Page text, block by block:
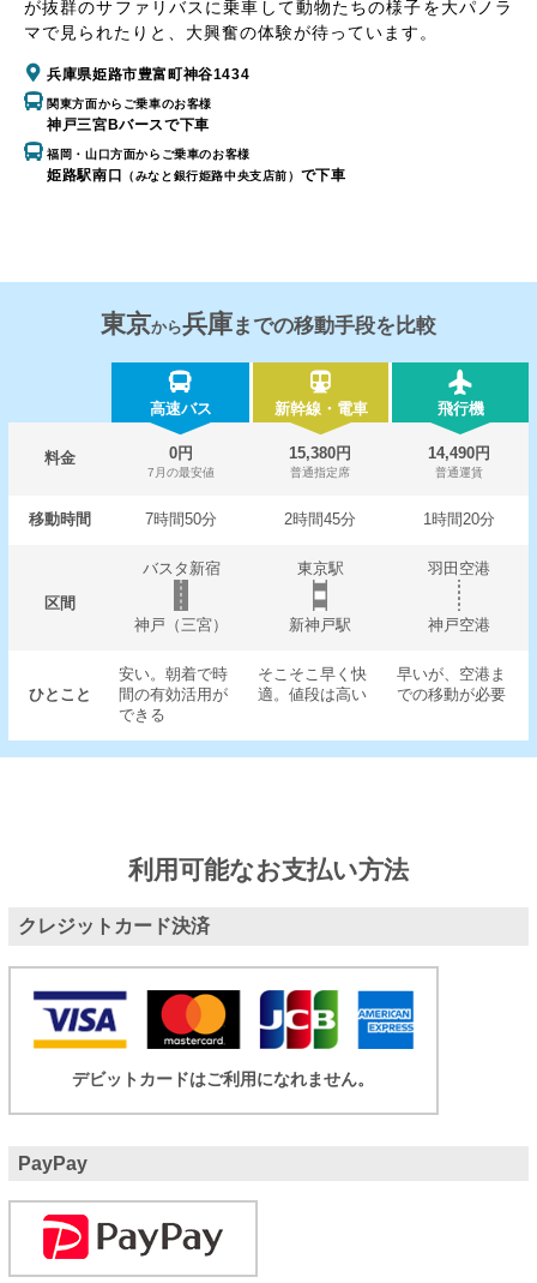
が抜群のサファリバスに乗車して動物たちの様子を大パノラ
マで見られたりと、大興奮の体験が待っています。
兵庫県姫路市豊富町神谷1434
関東方面からご乗車のお客様
神戸三宮Bバースで下車
福岡・山口方面からご乗車のお客様
姫路駅南口 （みなと銀行姫路中央支店前） で下車
東京から兵庫までの移動手段を比較
高速バス 新幹線・電車 飛行機
料金 0円
7月の最安値
15,380円
普通指定席
14,490円
普通運賃
移動時間 7時間50分 2時間45分 1時間20分
区間
バスタ新宿 東京駅 羽田空港
神戸（三宮） 新神戸駅 神戸空港
ひとこと
安い。朝着で時
間の有効活用が
できる
そこそこ早く快
適。値段は高い
早いが、空港ま
での移動が必要
利用可能なお支払い方法
クレジットカード決済
デビットカードはご利用になれません。
PayPay